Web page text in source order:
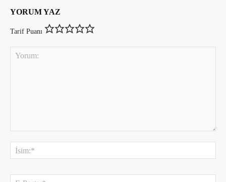
YORUM YAZ
Tarif Puanı